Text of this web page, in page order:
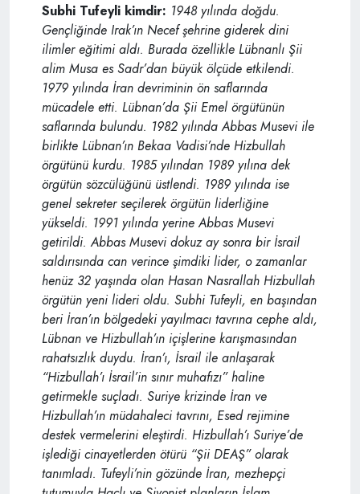
Subhi Tufeyli kimdir: 1948 yılında doğdu.
Gençliğinde Irak’ın Necef şehrine giderek dini
ilimler eğitimi aldı. Burada özellikle Lübnanlı Şii
alim Musa es Sadr’dan büyük ölçüde etkilendi.
1979 yılında İran devriminin ön saflarında
mücadele etti. Lübnan’da Şii Emel örgütünün
saflarında bulundu. 1982 yılında Abbas Musevi ile
birlikte Lübnan’ın Bekaa Vadisi’nde Hizbullah
örgütünü kurdu. 1985 yılından 1989 yılına dek
örgütün sözcülüğünü üstlendi. 1989 yılında ise
genel sekreter seçilerek örgütün liderliğine
yükseldi. 1991 yılında yerine Abbas Musevi
getirildi. Abbas Musevi dokuz ay sonra bir İsrail
saldırısında can verince şimdiki lider, o zamanlar
henüz 32 yaşında olan Hasan Nasrallah Hizbullah
örgütün yeni lideri oldu. Subhi Tufeyli, en başından
beri İran’ın bölgedeki yayılmacı tavrına cephe aldı,
Lübnan ve Hizbullah’ın içişlerine karışmasından
rahatsızlık duydu. İran’ı, İsrail ile anlaşarak
“Hizbullah’ı İsrail’in sınır muhafızı” haline
getirmekle suçladı. Suriye krizinde İran ve
Hizbullah’ın müdahaleci tavrını, Esed rejimine
destek vermelerini eleştirdi. Hizbullah’ı Suriye’de
işlediği cinayetlerden ötürü “Şii DEAŞ” olarak
tanımladı. Tufeyli’nin gözünde İran, mezhepçi